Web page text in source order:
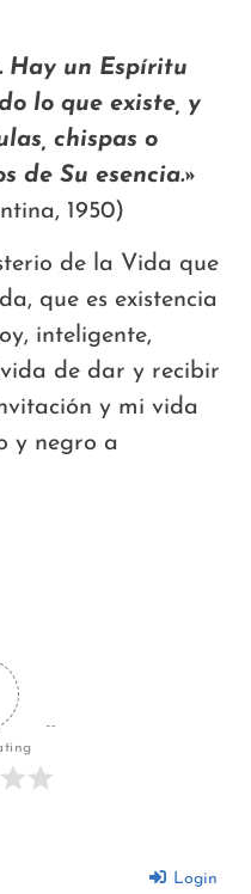
Hay un Espíritu
lo que existe, y
chispas o
de Su esencia.»
1950)
de la Vida que
que es existencia
inteligente,
de dar y recibir
y mi vida
y negro a
Login